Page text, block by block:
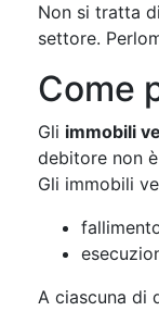
Non si tratta
settore.
Come
Gli immobili
debitore non
Gli immobili
A ciascuna di